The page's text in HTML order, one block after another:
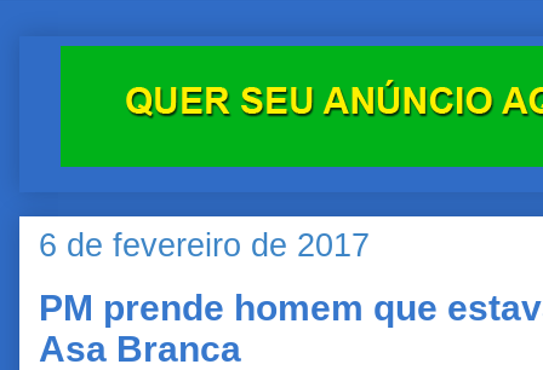
6 de fevereiro de 2017
PM prende homem que
Asa Branca